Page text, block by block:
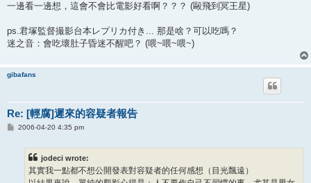
一邊看一邊想，這會不會比電影好看啊？？？ (毆飛到冥王星)
ps.君塚監督撮影台本レプリカ付き... 那是啥？可以吃嗎？
迷之音：會吃壞肚子昏迷不醒吧？ (喂~喂~喂~)
gibafans
Re: [輕腐]遲來的容疑者報告
P2006-04-20 4:35 pm
jodeci wrote:
其實我一點都不想公開發表對容疑者的任何感想（目光飄遠）